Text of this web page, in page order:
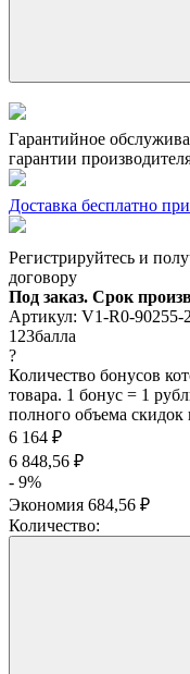
Гарантийное
гарантии
Доставка бесплатно
Регистрируйтесь и
договору
Под заказ. Срок
Артикул: V1-R0-90255-
123балла
?
Количество бонусов
товара. 1 бонус = 1
полного объема скидок
6 164 ₽
6 848,56 ₽
- 9%
Экономия 684,56 ₽
Количество: